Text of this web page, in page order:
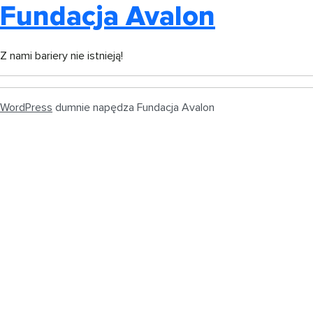
Fundacja Avalon
Z nami bariery nie istnieją!
WordPress dumnie napędza Fundacja Avalon